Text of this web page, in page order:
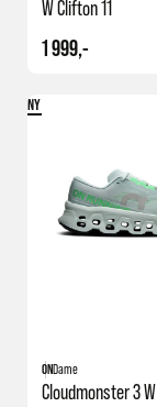
W Clifton 11
1 999,-
NY
ONDame
Cloudmonster 3 W